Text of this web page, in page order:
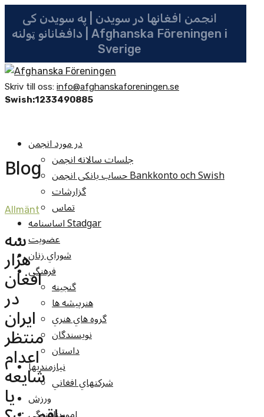
انجمن افغانها در سویدن | په سویدن کی
دافغانانو ټولنه | Afghanska Föreningen i
Sverige
Skriv till oss: info@afghanskaforeningen.se
Swish:1233490885
در مورد انجمن
جلسات سالانه انجمن
حساب بانکی انجمن Bankkonto och Swish
گزارشات
تماس
اساسنامه Stadgar
عضویت
شوراي زنان
فرهنگي
گنجينه
هنرپيشه ها
گروه هاي هنري
نويسندگان
داستان
نيازمنديها
شرکتهاي افغاني
ورزش
Blog
Allmänt
سه
هزار
افغان
در
ایران
منتظر
اعدام
شایعه
یا